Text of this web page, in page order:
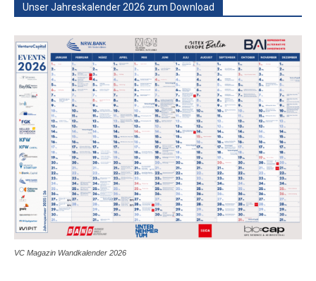
Unser Jahreskalender 2026 zum Download
VC Magazin Wandkalender 2026